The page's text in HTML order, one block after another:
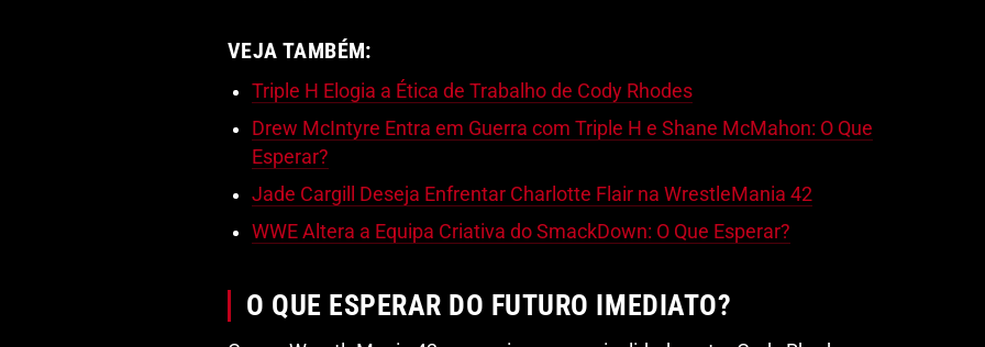
VEJA TAMBÉM:
Triple H Elogia a Ética de Trabalho de Cody Rhodes
Drew McIntyre Entra em Guerra com Triple H e Shane McMahon: O Que
Esperar?
Jade Cargill Deseja Enfrentar Charlotte Flair na WrestleMania 42
WWE Altera a Equipa Criativa do SmackDown: O Que Esperar?
O QUE ESPERAR DO FUTURO IMEDIATO?